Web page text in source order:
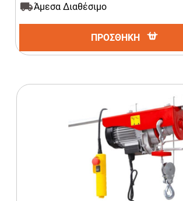
Άμεσα Διαθέσιμο
ΠΡΟΣΘΗΚΗ